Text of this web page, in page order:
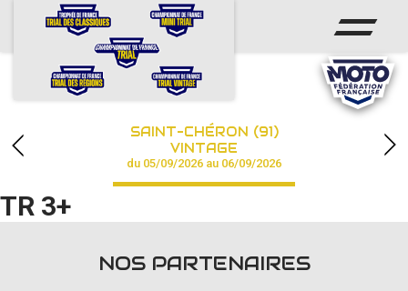
ACCUEIL
CALENDRIER
CHAMPIONNAT
RÉSULTATS
PHOTOS / VIDÉOS
PARTENAIRES
SAINT-CHÉRON (91)
VINTAGE
du 05/09/2026 au 06/09/2026
TR 3+
NOS PARTENAIRES